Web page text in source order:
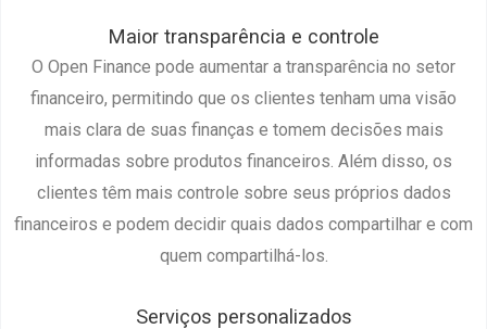
Maior transparência e controle
O Open Finance pode aumentar a transparência no setor
financeiro, permitindo que os clientes tenham uma visão
mais clara de suas finanças e tomem decisões mais
informadas sobre produtos financeiros. Além disso, os
clientes têm mais controle sobre seus próprios dados
financeiros e podem decidir quais dados compartilhar e com
quem compartilhá-los.
Serviços personalizados